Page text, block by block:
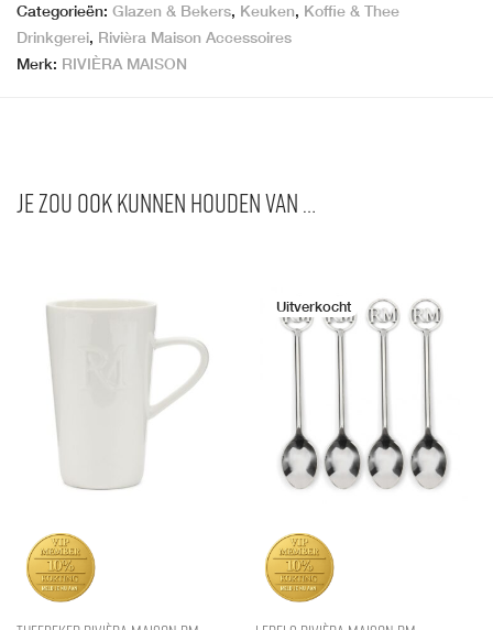
Categorieën: Glazen & Bekers, Keuken, Koffie & Thee
Drinkgerei, Rivièra Maison Accessoires
Merk: RIVIÈRA MAISON
Je zou ook kunnen houden van …